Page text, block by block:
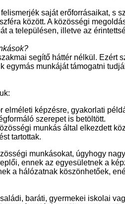
saját erőforrásaikat, s
között. A közösségi
a településen, illetve az
segítő háttér nélkül.
munkáját támogatni
képzésre, gyakorlati
szerepet is betöltött.
munkás által elkezdett
tartottak.
munkásokat, úgyhogy
ennek az egyesületnek a
a hálózatnak köszönhetőek,
baráti, gyermekei iskolai